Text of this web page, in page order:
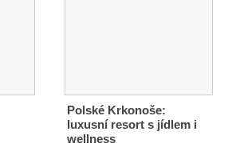
Polské Krkonoše:
luxusní resort s jídlem i
wellness